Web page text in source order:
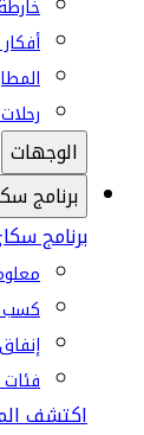
الوجهات
برنامج
برنامج
كسب
اكتشف